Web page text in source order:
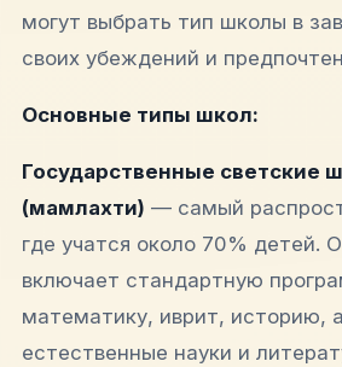
могут выбрать тип школы в
своих убеждений и
Основные типы школ:
Государственные светские
(мамлахти) — самый
где учатся около 70% детей.
включает стандартную
математику, иврит, историю,
естественные науки и